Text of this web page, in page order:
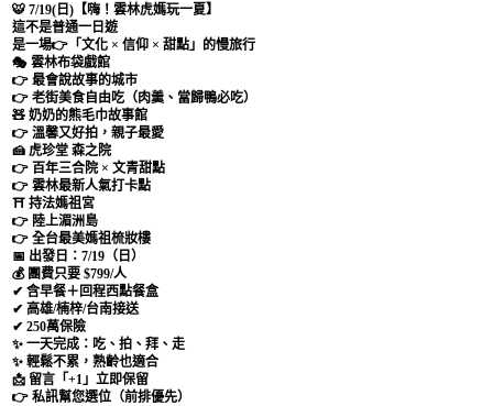
🐯 7/19(日)【嗨！雲林虎媽玩一夏】
這不是普通一日遊
是一場👉「文化 × 信仰 × 甜點」的慢旅行
🎭 雲林布袋戲館
👉 最會說故事的城市
👉 老街美食自由吃（肉羹、當歸鴨必吃）
🧸 奶奶的熊毛巾故事館
👉 溫馨又好拍，親子最愛
🍰 虎珍堂 森之院
👉 百年三合院 × 文青甜點
👉 雲林最新人氣打卡點
⛩ 持法媽祖宮
👉 陸上湄洲島
👉 全台最美媽祖梳妝樓
📅 出發日：7/19（日）
💰 團費只要 $799/人
✔ 含早餐＋回程西點餐盒
✔ 高雄/楠梓/台南接送
✔ 250萬保險
✨ 一天完成：吃、拍、拜、走
✨ 輕鬆不累，熟齡也適合
📩 留言「+1」立即保留
👉 私訊幫您選位（前排優先）